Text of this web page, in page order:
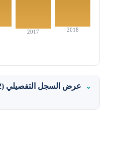
2018
2017
عرض السجل التفصيلي (12 توزيع)